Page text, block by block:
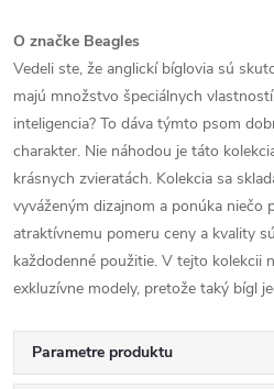
O značke Beagles
Vedeli ste, že anglickí bíglovia sú
majú množstvo špeciálnych
inteligencia? To dáva týmto psom
charakter. Nie náhodou je táto
krásnych zvieratách. Kolekcia sa
vyváženým dizajnom a ponúka niečo
atraktívnemu pomeru ceny a kvality
každodenné použitie. V tejto kolekcii
exkluzívne modely, pretože taký bígl
Parametre produktu